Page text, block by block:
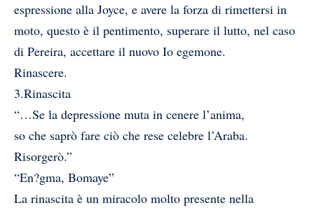
espressione alla Joyce, e avere la forza di rimettersi in
moto, questo è il pentimento, superare il lutto, nel caso
di Pereira, accettare il nuovo Io egemone.
Rinascere.
3.Rinascita
“…Se la depressione muta in cenere l’anima,
so che saprò fare ciò che rese celebre l’Araba.
Risorgerò.”
“En?gma, Bomaye”
La rinascita è un miracolo molto presente nella